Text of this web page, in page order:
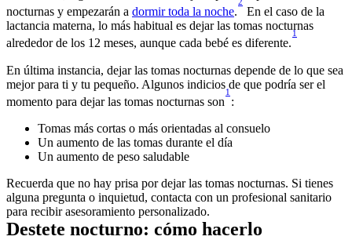
nocturnas y empezarán a dormir toda la noche.
En el caso de la
lactancia materna, lo más habitual es dejar las tomas nocturnas
alrededor de los 12 meses, aunque cada bebé es diferente.
1
En última instancia, dejar las tomas nocturnas depende de lo que sea
mejor para ti y tu pequeño. Algunos indicios de que podría ser el
momento para dejar las tomas nocturnas son
1
Recuerda que no hay prisa por dejar las tomas nocturnas. Si tienes
alguna pregunta o inquietud, contacta con un profesional sanitario